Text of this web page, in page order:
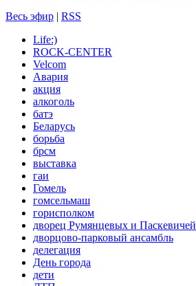
Весь эфир | RSS
Life:)
ROCK-CENTER
Velcom
Авария
акция
алкоголь
батэ
Беларусь
борьба
брсм
выставка
гаи
Гомель
гомсельмаш
горисполком
дворец Румянцевых и Паскевичей
дворцово-парковый ансамбль
делегация
День города
дети